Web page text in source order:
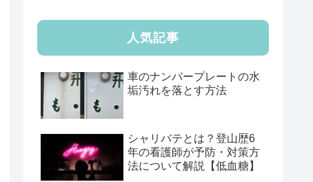
人気記事
車のナンバープレートの水
垢汚れを落とす方法
シャリバテとは？登山歴6
年の看護師が予防・対策方
法について解説【低血糖】